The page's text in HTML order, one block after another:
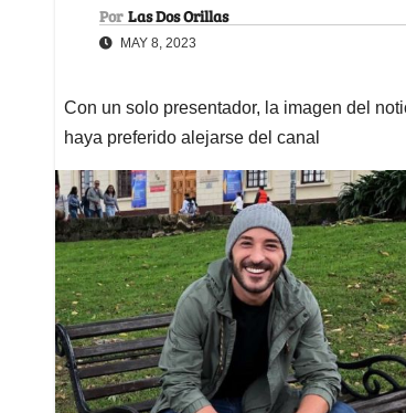
Por Las Dos Orillas
MAY 8, 2023
Con un solo presentador, la imagen del
haya preferido alejarse del canal